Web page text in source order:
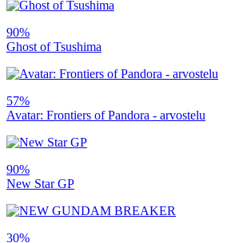
90%
Ghost of Tsushima
57%
Avatar: Frontiers of Pandora - arvostelu
90%
New Star GP
30%